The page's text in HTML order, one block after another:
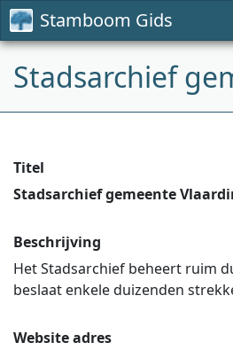
Stamboom Gids
Stadsarchief
Titel
Stadsarchief gemeente
Beschrijving
Het Stadsarchief beheert ruim
beslaat enkele duizenden
Website adres